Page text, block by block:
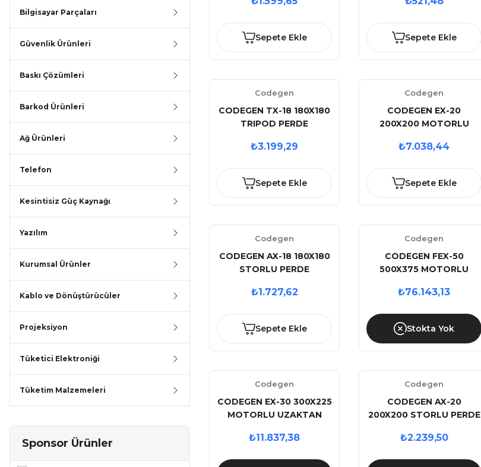
Bilgisayar Parçaları
Güvenlik Ürünleri
Baskı Çözümleri
Barkod Ürünleri
Ağ Ürünleri
Telefon
Kesintisiz Güç Kaynağı
Yazılım
Kurumsal Ürünler
Kablo ve Dönüştürücüler
Projeksiyon
Tüketici Elektroniği
Tüketim Malzemeleri
Sponsor Ürünler
APARATI
Sepete Ekle
APARATI
Sepete Ekle
Codegen
CODEGEN TX-18 180X180
TRIPOD PERDE
₺3.199,29
Sepete Ekle
Codegen
CODEGEN EX-20
200X200 MOTORLU
PERDE
₺7.038,44
Sepete Ekle
Codegen
CODEGEN AX-18 180X180
STORLU PERDE
₺1.727,62
Sepete Ekle
Codegen
CODEGEN FEX-50
500X375 MOTORLU
PERDE
₺76.143,13
Stokta Yok
Codegen
CODEGEN EX-30 300X225
MOTORLU UZAKTAN
₺11.837,38
Codegen
CODEGEN AX-20
200X200 STORLU PERDE
₺2.239,50